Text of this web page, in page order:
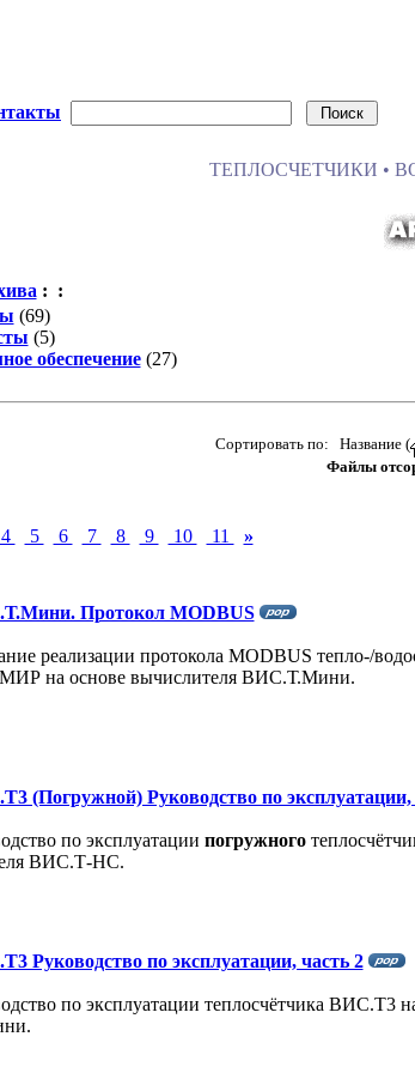
ТЕПЛОСЧЕТЧИКИ •
: :
(69)
(5)
обеспечение(27)
Сортировать по: Название (
Файлы
4 5 6 7 8 9 10 11 »
Протокол MODBUS
реализации протокола MODBUS тепло-/
на основе вычислителя ВИС.Т.Мини.
(Погружной) Руководство по эксплуатации,
по эксплуатации погружного
ВИС.Т-HC.
Руководство по эксплуатации, часть 2
по эксплуатации теплосчётчика ВИС.Т3